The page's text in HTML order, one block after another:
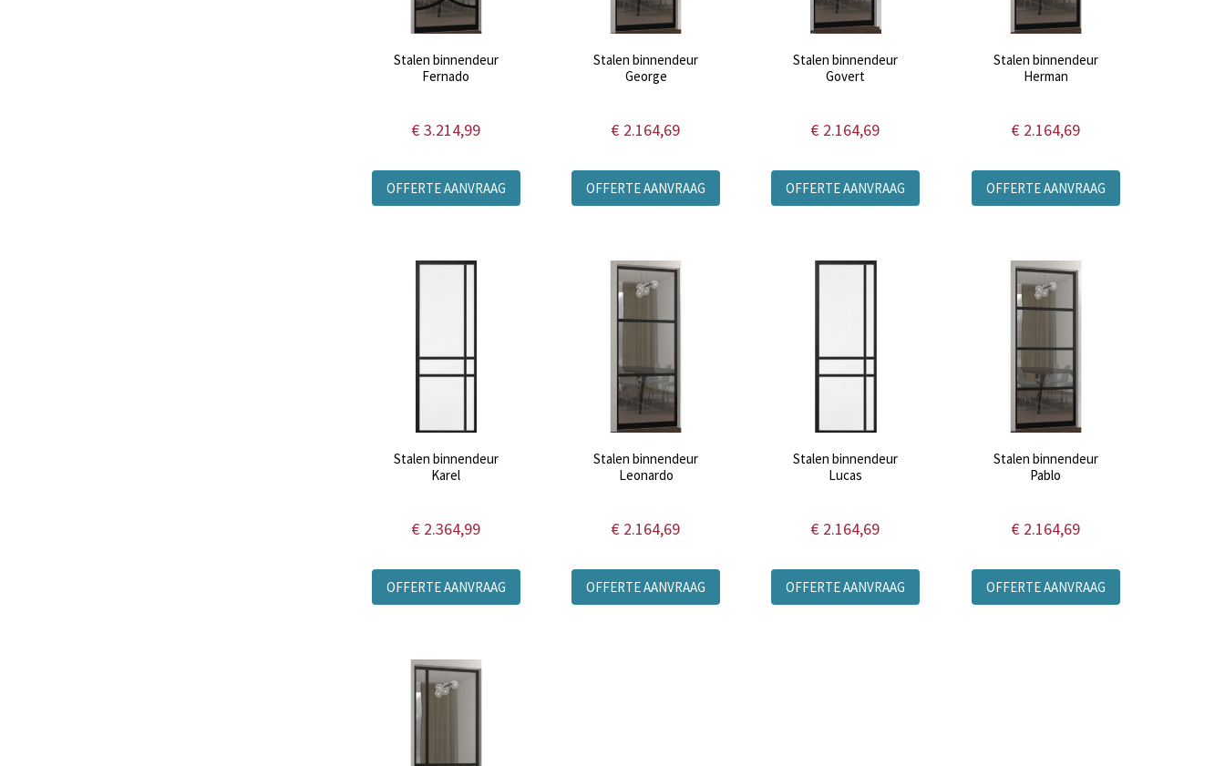
Stalen binnendeur
Fernado
€ 3.214,99
OFFERTE AANVRAAG
Stalen binnendeur
George
€ 2.164,69
OFFERTE AANVRAAG
Stalen binnendeur
Govert
€ 2.164,69
OFFERTE AANVRAAG
Stalen binnendeur
Herman
€ 2.164,69
OFFERTE AANVRAAG
Stalen binnendeur
Karel
€ 2.364,99
OFFERTE AANVRAAG
Stalen binnendeur
Leonardo
€ 2.164,69
OFFERTE AANVRAAG
Stalen binnendeur
Lucas
€ 2.164,69
OFFERTE AANVRAAG
Stalen binnendeur
Pablo
€ 2.164,69
OFFERTE AANVRAAG